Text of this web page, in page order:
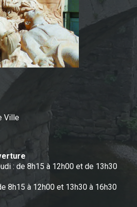
Ville
: de 8h15 à 12h00 et de 13h30
8h15 à 12h00 et 13h30 à 16h30